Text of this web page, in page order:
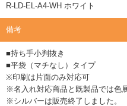
R-LD-EL-A4-WH ホワイト
備考
■持ち手小判抜き
■平袋（マチなし）タイプ
※印刷は片面のみ対応可
※名入れ対応商品と既製品では色
※シルバーは販売終了しました。